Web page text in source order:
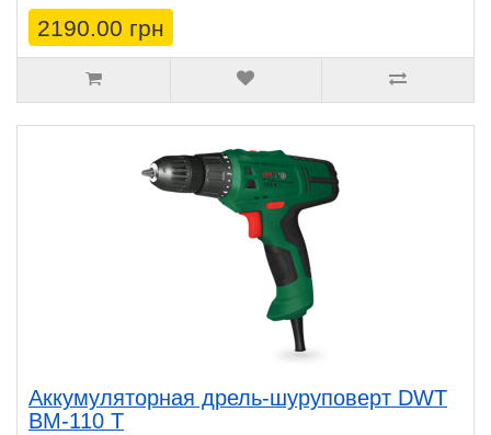
2190.00 грн
Аккумуляторная дрель-шуруповерт DWT
BM-110 T